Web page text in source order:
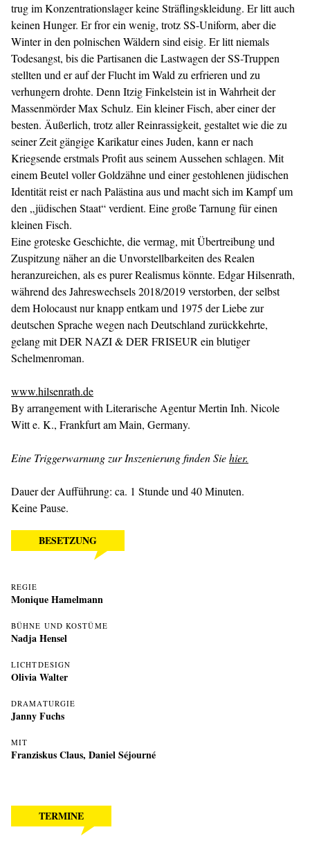
trug im Konzentrationslager keine Sträflingskleidung. Er litt auch
keinen Hunger. Er fror ein wenig, trotz SS-Uniform, aber die
Winter in den polnischen Wäldern sind eisig. Er litt niemals
Todesangst, bis die Partisanen die Lastwagen der SS-Truppen
stellten und er auf der Flucht im Wald zu erfrieren und zu
verhungern drohte. Denn Itzig Finkelstein ist in Wahrheit der
Massenmörder Max Schulz. Ein kleiner Fisch, aber einer der
besten. Äußerlich, trotz aller Reinrassigkeit, gestaltet wie die zu
seiner Zeit gängige Karikatur eines Juden, kann er nach
Kriegsende erstmals Profit aus seinem Aussehen schlagen. Mit
einem Beutel voller Goldzähne und einer gestohlenen jüdischen
Identität reist er nach Palästina aus und macht sich im Kampf um
den „jüdischen Staat“ verdient. Eine große Tarnung für einen
kleinen Fisch.
Eine groteske Geschichte, die vermag, mit Übertreibung und
Zuspitzung näher an die Unvorstellbarkeiten des Realen
heranzureichen, als es purer Realismus könnte. Edgar Hilsenrath,
während des Jahreswechsels 2018/2019 verstorben, der selbst
dem Holocaust nur knapp entkam und 1975 der Liebe zur
deutschen Sprache wegen nach Deutschland zurückkehrte,
gelang mit DER NAZI & DER FRISEUR ein blutiger
Schelmenroman.
www.hilsenrath.de
By arrangement with Literarische Agentur Mertin Inh. Nicole
Witt e. K., Frankfurt am Main, Germany.
Eine Triggerwarnung zur Inszenierung finden Siehier.
Dauer der Aufführung: ca. 1 Stunde und 40 Minuten.
Keine Pause.
BESETZUNG
REGIE
Monique Hamelmann
BÜHNE UND KOSTÜME
Nadja Hensel
LICHTDESIGN
Olivia Walter
DRAMATURGIE
Janny Fuchs
MIT
Franziskus Claus, Daniel Séjourné
TERMINE